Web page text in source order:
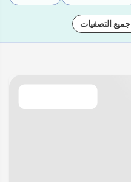
جميع التصفيات